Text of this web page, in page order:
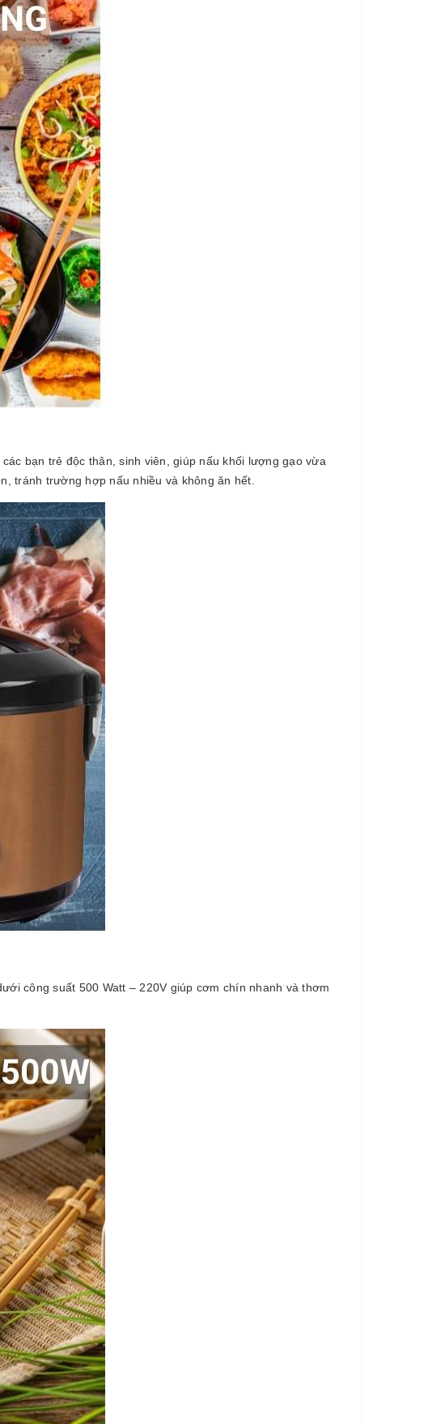
bạn trẻ độc thân, sinh viên, giúp nấu khối lượng gạo vừa
tránh trường hợp nấu nhiều và không ăn hết.
công suất 500 Watt – 220V giúp cơm chín nhanh và thơm